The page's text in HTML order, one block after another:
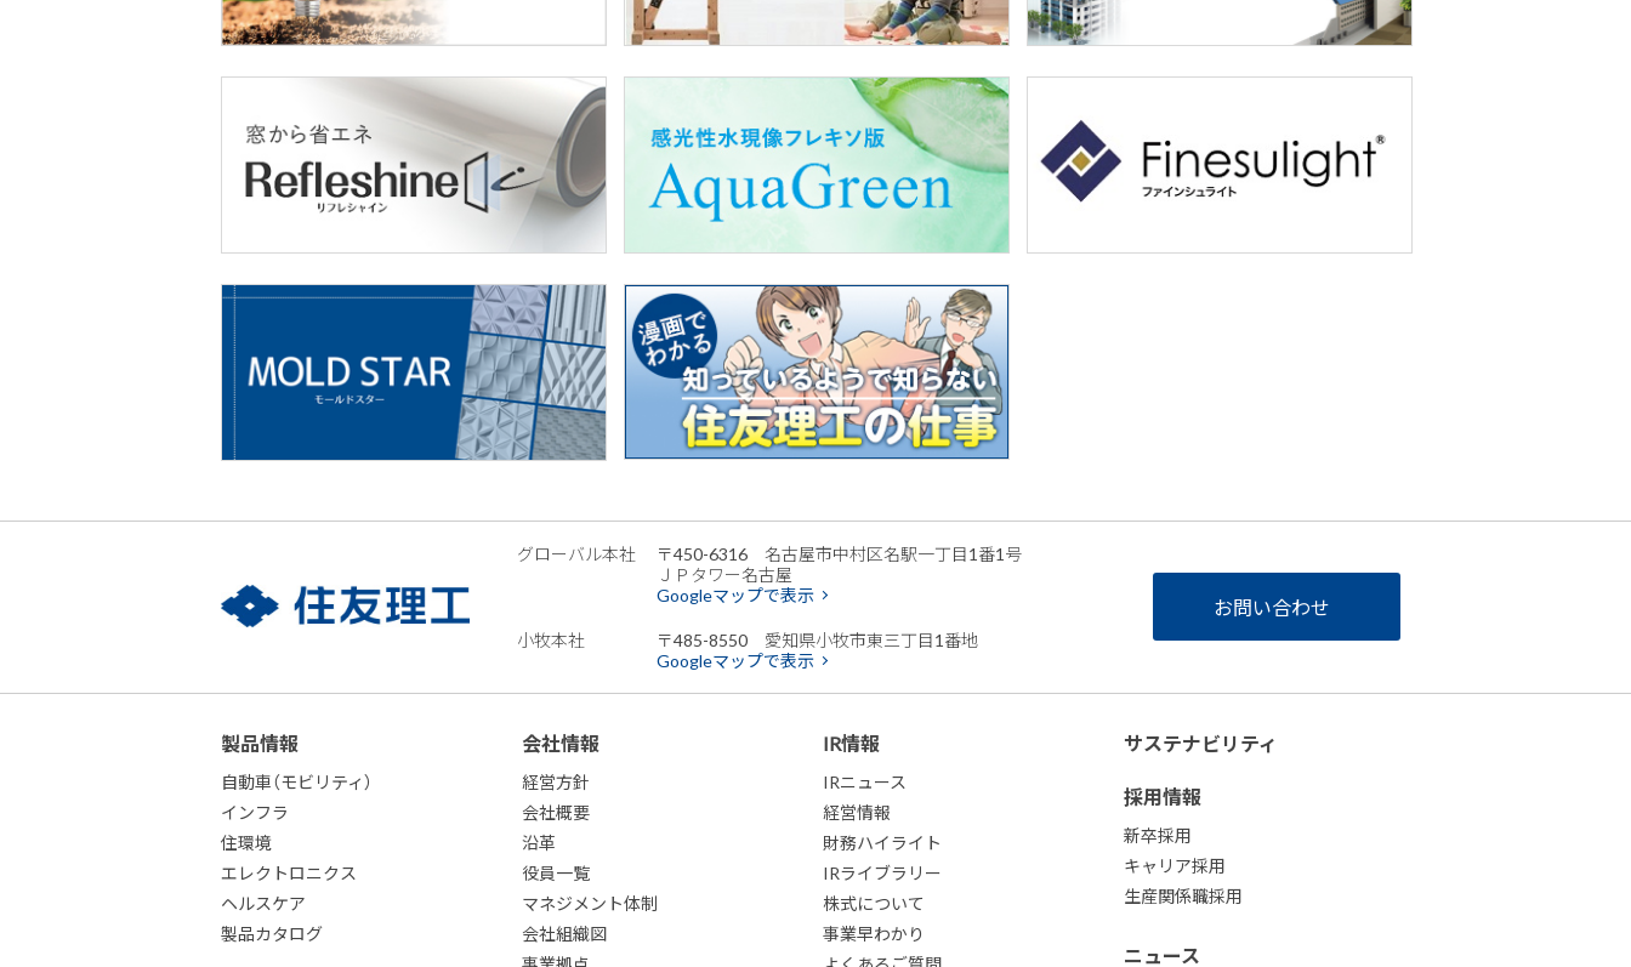
グローバル本社
〒450-6316 名古屋市中村区名駅一丁目1番1号
ＪＰタワー名古屋
Googleマップで表示
小牧本社
〒485-8550 愛知県小牧市東三丁目1番地
Googleマップで表示
お問い合わせ
製品情報
自動車（モビリティ）
インフラ
住環境
エレクトロニクス
ヘルスケア
製品カタログ
会社情報
経営方針
会社概要
沿革
役員一覧
マネジメント体制
会社組織図
IR情報
IRニュース
経営情報
財務ハイライト
IRライブラリー
株式について
事業早わかり
サステナビリティ
採用情報
新卒採用
キャリア採用
生産関係職採用
ニュース